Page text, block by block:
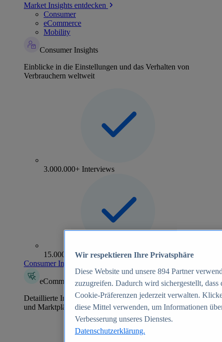
Market Insights entdecken
Consumer
eCommerce
Mobility
Consumer Insights
Einblicke in die Einstellungen und das Verhalten von
Verbrauchern weltweit
3.000.000+ Interviews
15.000+ Marken
Consumer Insights entdecken
eCommerce Insights
Detaillierte Informationen zu mehr als 39.000 Online-Shops
und Marktplätzen
Wir respektieren Ihre Privatsphäre
Diese Website und unsere 894 Partner
zuzugreifen. Dadurch wird sichergestellt,
Cookie-Präferenzen jederzeit verwalten.
diese Mittel verwenden, um Informationen
Verbesserung unseres Dienstes.
Datenschutzerklärung.